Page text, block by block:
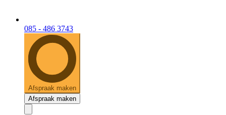
085 - 486 3743
Afspraak maken
Afspraak maken